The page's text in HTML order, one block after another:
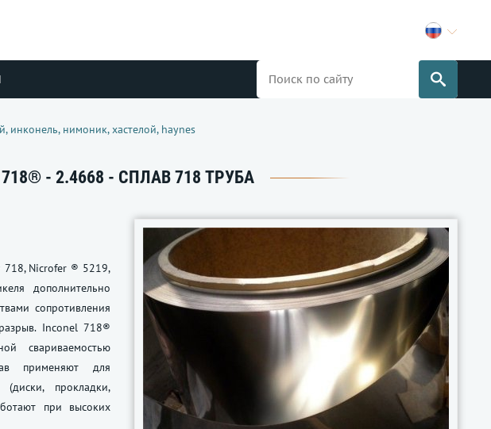
инконель, нимоник, хастелой, haynes
- 2.4668 - СПЛАВ 718 ТРУБА
718, Nicrofer ® 5219,
дополнительно
сопротивления
Inconel 718®
свариваемостью
применяют для
(диски, прокладки,
при высоких